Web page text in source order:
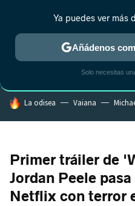
ESTRENOS REALITY
HOY SE HABLA DE
La odisea Vaiana
Primer tráiler de
Jordan Peele
Netflix con terror
Ya puedes ver más
Añádenos
Solo necesitas